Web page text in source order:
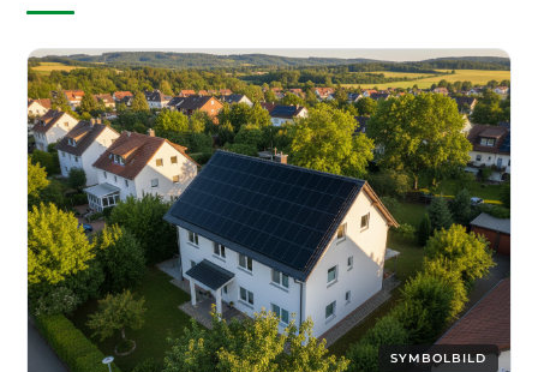
SYMBOLBILD